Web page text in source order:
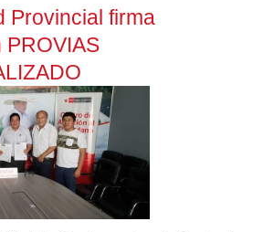
Provincial firma
PROVIAS